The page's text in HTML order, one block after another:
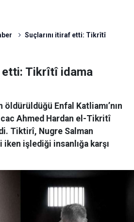
Suçlarını itiraf etti: Tikrîtî
etti: Tikrîtî idama
öldürüldüğü Enfal Katliamı’nın
Ahmed Hardan el-Tikritî
Tiktirî, Nugre Salman
işlediği insanlığa karşı